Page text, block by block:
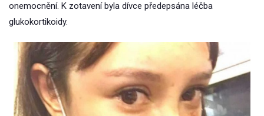
onemocnění. K zotavení byla dívce předepsána léčba
glukokortikoidy.